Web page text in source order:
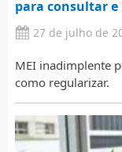
para consultar e
27 de julho de
MEI inadimplente
como regularizar.